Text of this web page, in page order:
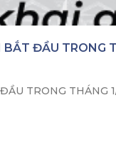
BẮT ĐẦU TRONG
TRONG THÁNG